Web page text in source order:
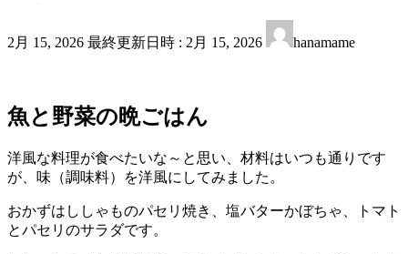
2月 15, 2026 最終更新日時 : 2月 15, 2026 hanamame
魚と野菜の晩ごはん
洋風な料理が食べたいな～と思い、材料はいつも通りです
が、味（調味料）を洋風にしてみました。
おかずはししゃものパセリ焼き、塩バターかぼちゃ、トマト
とパセリのサラダです。